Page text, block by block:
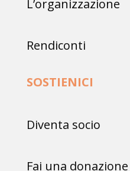
L’organizzazione
Rendiconti
SOSTIENICI
Diventa socio
Fai una donazione